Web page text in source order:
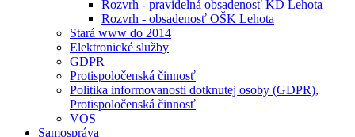
Rozvrh - pravidelná obsadenosť KD Lehota
Rozvrh - obsadenosť OŠK Lehota
Stará www do 2014
Elektronické služby
GDPR
Protispoločenská činnosť
Politika informovanosti dotknutej osoby (GDPR),
Protispoločenská činnosť
VOS
Samospráva